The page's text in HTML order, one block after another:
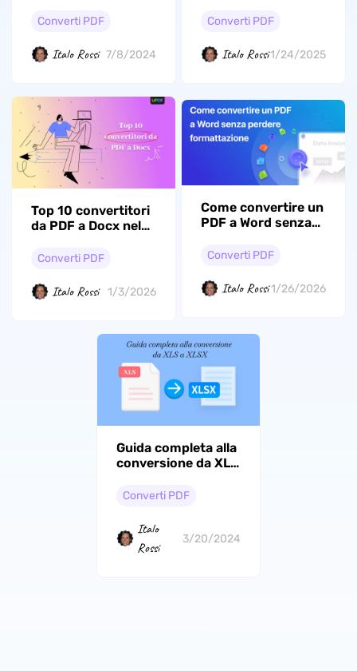
Converti PDF
Italo Rossi 7/8/2024
Converti PDF
Italo Rossi1/24/2025
Top 10 convertitori
da PDF a Docx nel
Converti PDF
Italo Rossi 1/3/2026
Come convertire un
PDF a Word senza
formattazione?
Converti PDF
Italo Rossi1/26/2026
Guida completa alla
conversione da XLS
Converti PDF
Italo
Rossi
3/20/2024